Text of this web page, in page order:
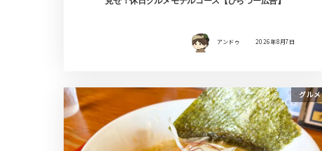
アンドゥ 2026年8月7日
グルメ